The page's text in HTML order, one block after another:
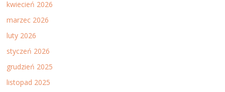
kwiecień 2026
marzec 2026
luty 2026
styczeń 2026
grudzień 2025
listopad 2025